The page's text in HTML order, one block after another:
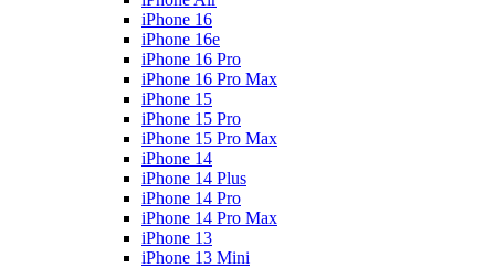
iPhone 16
iPhone 16e
iPhone 16 Pro
iPhone 16 Pro Max
iPhone 15
iPhone 15 Pro
iPhone 15 Pro Max
iPhone 14
iPhone 14 Plus
iPhone 14 Pro
iPhone 14 Pro Max
iPhone 13
iPhone 13 Mini